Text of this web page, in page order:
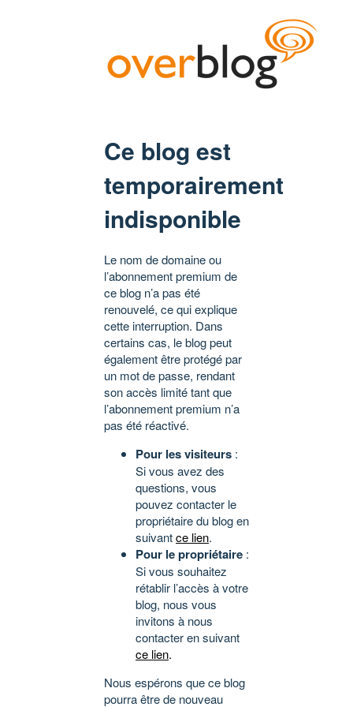
Ce blog est
temporairement
indisponible
Le nom de domaine ou
l’abonnement premium de
ce blog n’a pas été
renouvelé, ce qui explique
cette interruption. Dans
certains cas, le blog peut
également être protégé par
un mot de passe, rendant
son accès limité tant que
l’abonnement premium n’a
pas été réactivé.
Pour les visiteurs :
Si vous avez des
questions, vous
pouvez contacter le
propriétaire du blog en
suivantce lien.
Pour le propriétaire :
Si vous souhaitez
rétablir l’accès à votre
blog, nous vous
invitons à nous
contacter en suivant
ce lien.
Nous espérons que ce blog
pourra être de nouveau